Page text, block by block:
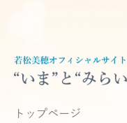
トップページ